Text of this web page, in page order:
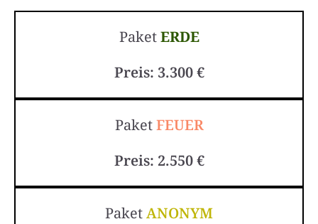
PaketERDE
Preis: 3.300 €
PaketFEUER
Preis: 2.550 €
PaketANONYM